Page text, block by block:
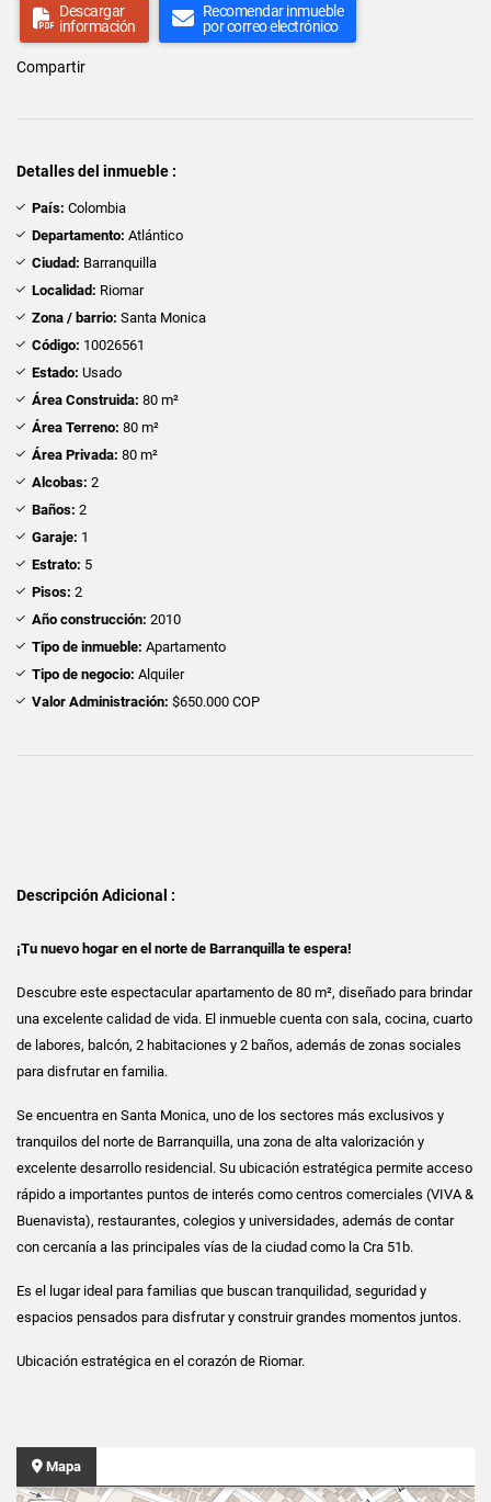
Descargar
información
Recomendar inmueble
por correo electrónico
Compartir
Detalles del inmueble :
País: Colombia
Departamento: Atlántico
Ciudad: Barranquilla
Localidad: Riomar
Zona / barrio: Santa Monica
Código: 10026561
Estado: Usado
Área Construida: 80 m²
Área Terreno: 80 m²
Área Privada: 80 m²
Alcobas: 2
Baños: 2
Garaje: 1
Estrato: 5
Pisos: 2
Año construcción: 2010
Tipo de inmueble: Apartamento
Tipo de negocio: Alquiler
Valor Administración: $650.000 COP
Descripción Adicional :
¡Tu nuevo hogar en el norte de Barranquilla te espera!
Descubre este espectacular apartamento de 80 m², diseñado para brindar
una excelente calidad de vida. El inmueble cuenta con sala, cocina, cuarto
de labores, balcón, 2 habitaciones y 2 baños, además de zonas sociales
para disfrutar en familia.
Se encuentra en Santa Monica, uno de los sectores más exclusivos y
tranquilos del norte de Barranquilla, una zona de alta valorización y
excelente desarrollo residencial. Su ubicación estratégica permite acceso
rápido a importantes puntos de interés como centros comerciales (VIVA &
Buenavista), restaurantes, colegios y universidades, además de contar
con cercanía a las principales vías de la ciudad como la Cra 51b.
Es el lugar ideal para familias que buscan tranquilidad, seguridad y
espacios pensados para disfrutar y construir grandes momentos juntos.
Ubicación estratégica en el corazón de Riomar.
Mapa